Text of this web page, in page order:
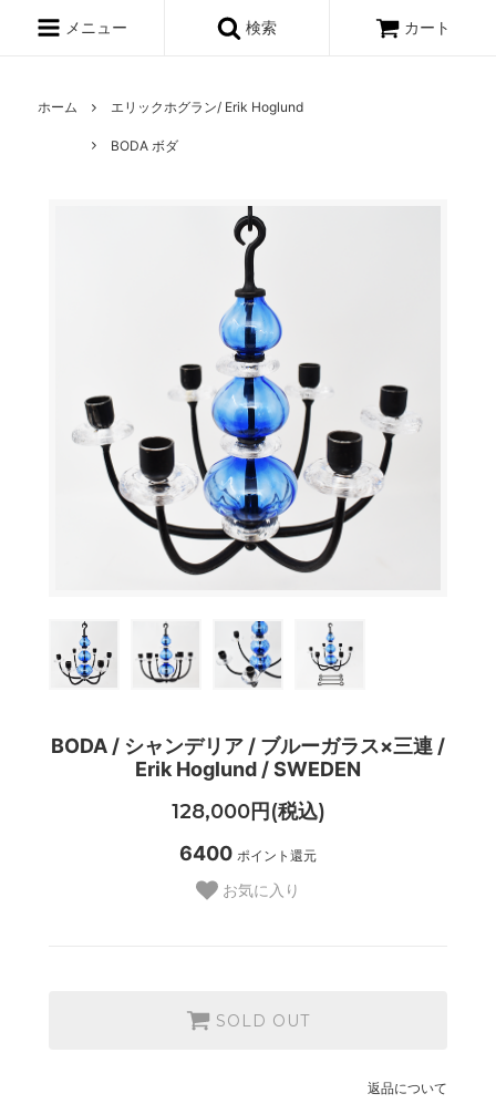
メニュー 検索 カート
ホーム エリックホグラン/ Erik Hoglund
BODA ボダ
BODA / シャンデリア / ブルーガラス×三連 /
Erik Hoglund / SWEDEN
128,000円(税込)
6400 ポイント還元
お気に入り
SOLD OUT
返品について